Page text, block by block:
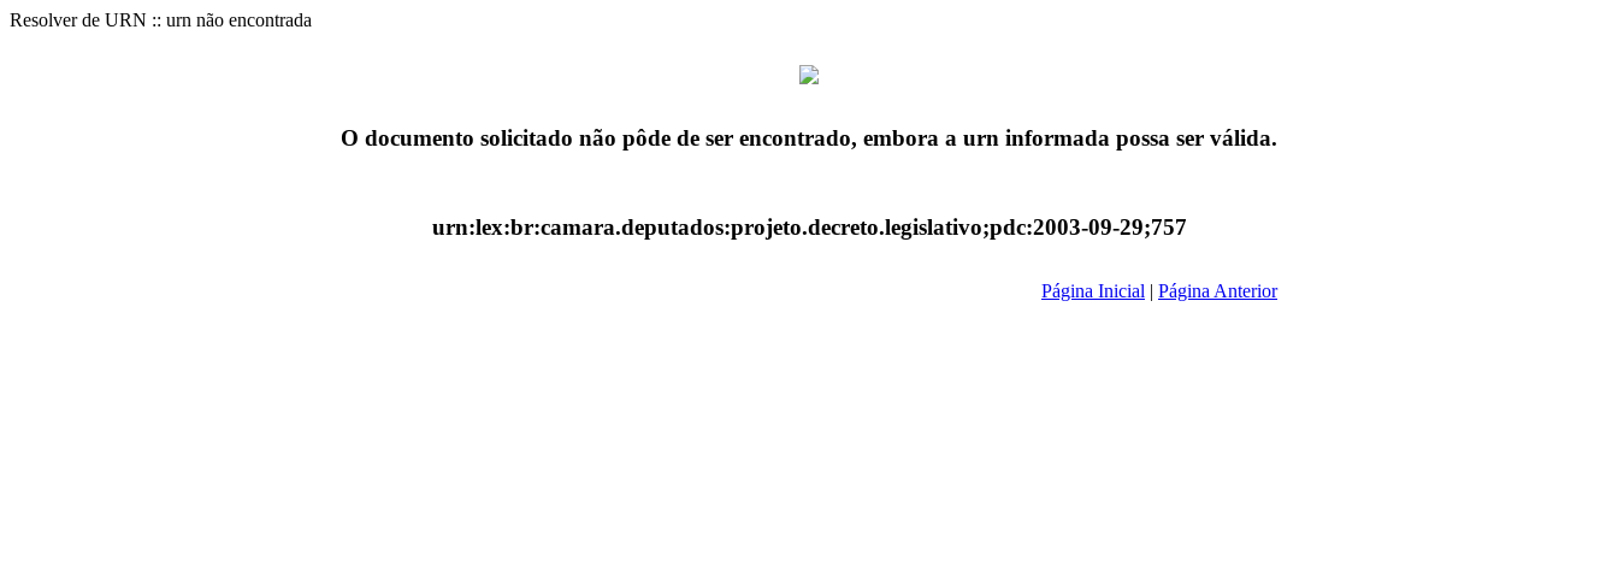
Resolver de URN :: urn não encontrada
O documento solicitado não pôde de ser encontrado, embora a urn informada possa ser válida.
urn:lex:br:camara.deputados:projeto.decreto.legislativo;pdc:2003-09-29;757
Página Inicial | Página Anterior